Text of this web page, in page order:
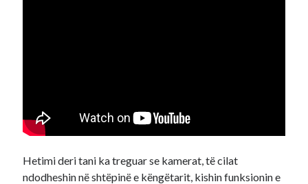
Hetimi deri tani ka treguar se kamerat, të cilat
ndodheshin në shtëpinë e këngëtarit, kishin funksionin e